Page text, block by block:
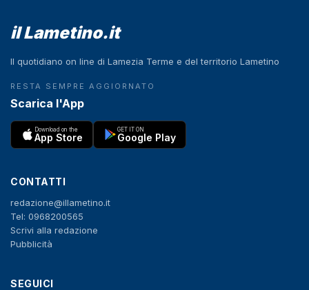
il Lametino.it
Il quotidiano on line di Lamezia Terme e del territorio Lametino
RESTA SEMPRE AGGIORNATO
Scarica l'App
Download on the
App Store
GET IT ON
Google Play
CONTATTI
redazione@illametino.it
Tel: 0968200565
Scrivi alla redazione
Pubblicità
SEGUICI